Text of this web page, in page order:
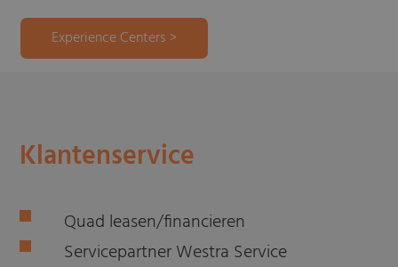
Experience Centers >
Klantenservice
Quad leasen/financieren
Servicepartner Westra Service